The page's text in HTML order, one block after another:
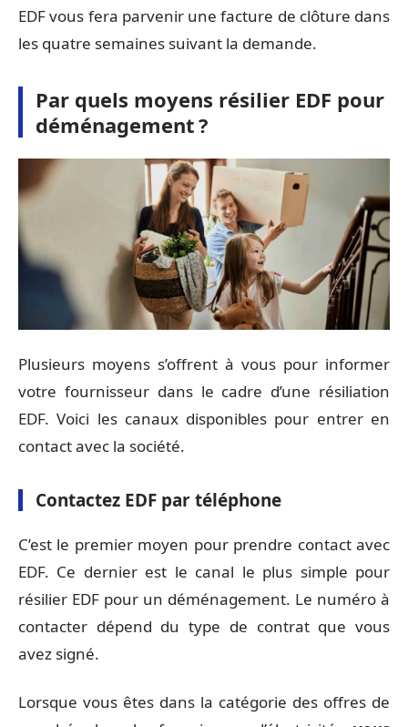
EDF vous fera parvenir une facture de clôture dans
les quatre semaines suivant la demande.
Par quels moyens résilier EDF pour
déménagement ?
Plusieurs moyens s’offrent à vous pour informer
votre fournisseur dans le cadre d’une résiliation
EDF. Voici les canaux disponibles pour entrer en
contact avec la société.
Contactez EDF par téléphone
C’est le premier moyen pour prendre contact avec
EDF. Ce dernier est le canal le plus simple pour
résilier EDF pour un déménagement. Le numéro à
contacter dépend du type de contrat que vous
avez signé.
Lorsque vous êtes dans la catégorie des offres de